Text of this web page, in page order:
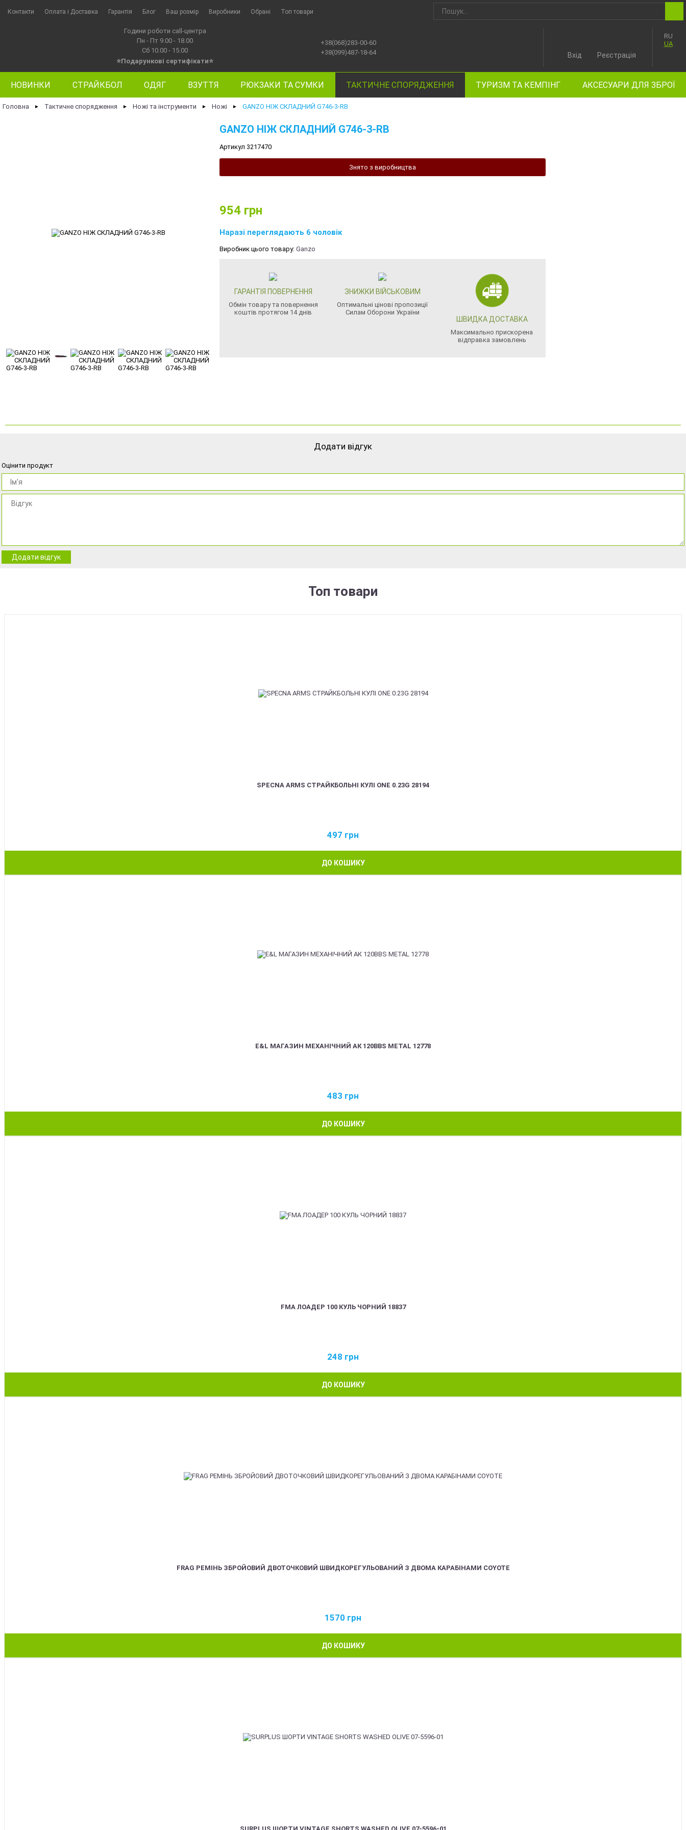
Контакти Оплата i Доставка Гарантія Блог Ваш розмір Виробники Обрані Топ товари
Години роботи call-центра
Пн - Пт 9.00 - 18.00
Сб 10.00 - 15.00
⭐Подарункові сертифікати⭐
+38(068)283-00-60
+38(099)487-18-64
RU
UA
Вхід Реєстрація
НОВИНКИ СТРАЙКБОЛ ОДЯГ ВЗУТТЯ РЮКЗАКИ ТА СУМКИ ТАКТИЧНЕ СПОРЯДЖЕННЯ ТУРИЗМ ТА КЕМПІНГ АКСЕСУАРИ ДЛЯ ЗБРОЇ
Головна ► Тактичне спорядження ► Ножі та інструменти ► Ножі ► GANZO НІЖ СКЛАДНИЙ G746-3-RB
GANZO НІЖ СКЛАДНИЙ G746-3-RB
Артикул 3217470
Знято з виробництва
954 грн
Наразі переглядають 6 чоловік
Виробник цього товару: Ganzo
ГАРАНТІЯ ПОВЕРНЕННЯ
Обмін товару та повернення
коштів протягом 14 днів
ЗНИЖКИ ВІЙСЬКОВИМ
Оптимальні цінові пропозиції
Силам Оборони України
ШВИДКА ДОСТАВКА
Максимально прискорена
відправка замовлень
Додати відгук
Оцінити продукт
Додати відгук
Топ товари
SPECNA ARMS СТРАЙКБОЛЬНІ КУЛІ ONE 0.23G 28194
497 грн
ДО КОШИКУ
E&L МАГАЗИН МЕХАНІЧНИЙ АК 120BBS METAL 12778
483 грн
ДО КОШИКУ
FMA ЛОАДЕР 100 КУЛЬ ЧОРНИЙ 18837
248 грн
ДО КОШИКУ
FRAG РЕМІНЬ ЗБРОЙОВИЙ ДВОТОЧКОВИЙ ШВИДКОРЕГУЛЬОВАНИЙ З ДВОМА КАРАБІНАМИ COYOTE
1570 грн
ДО КОШИКУ
SURPLUS ШОРТИ VINTAGE SHORTS WASHED OLIVE 07-5596-01